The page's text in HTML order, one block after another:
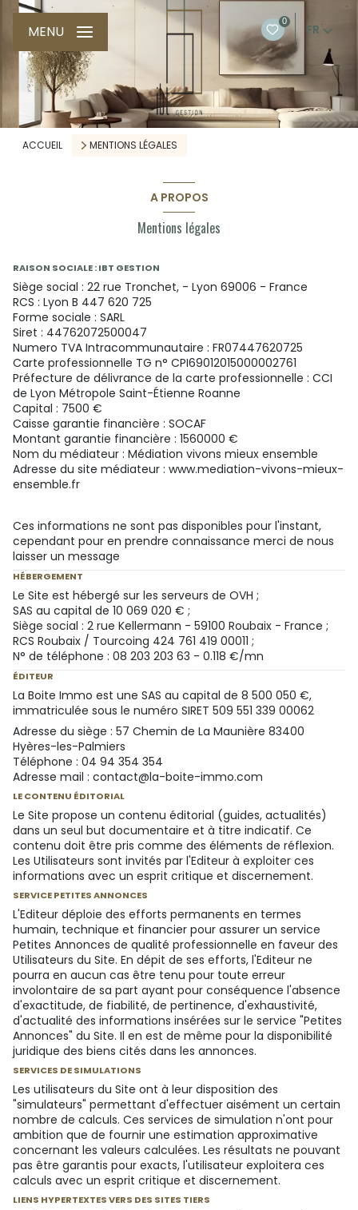
0
FR
MENU
ACCUEIL MENTIONS LÉGALES
A PROPOS
Mentions légales
RAISON SOCIALE : IBT GESTION
Siège social : 22 rue Tronchet, - Lyon 69006 - France
RCS : Lyon B 447 620 725
Forme sociale : SARL
Siret : 44762072500047
Numero TVA Intracommunautaire : FR07447620725
Carte professionnelle TG n° CPI69012015000002761
Préfecture de délivrance de la carte professionnelle : CCI
de Lyon Métropole Saint-Étienne Roanne
Capital : 7500 €
Caisse garantie financière : SOCAF
Montant garantie financière : 1560000 €
Nom du médiateur : Médiation vivons mieux ensemble
Adresse du site médiateur : www.mediation-vivons-mieux-
ensemble.fr
Ces informations ne sont pas disponibles pour l'instant,
cependant pour en prendre connaissance merci de nous
laisser un message
HÉBERGEMENT
Le Site est hébergé sur les serveurs de OVH ;
SAS au capital de 10 069 020 € ;
Siège social : 2 rue Kellermann - 59100 Roubaix - France ;
RCS Roubaix / Tourcoing 424 761 419 00011 ;
N° de téléphone : 08 203 203 63 - 0.118 €/mn
ÉDITEUR
La Boite Immo est une SAS au capital de 8 500 050 €,
immatriculée sous le numéro SIRET 509 551 339 00062
Adresse du siège : 57 Chemin de La Maunière 83400
Hyères-les-Palmiers
Téléphone : 04 94 354 354
Adresse mail : contact@la-boite-immo.com
LE CONTENU ÉDITORIAL
Le Site propose un contenu éditorial (guides, actualités)
dans un seul but documentaire et à titre indicatif. Ce
contenu doit être pris comme des éléments de réflexion.
Les Utilisateurs sont invités par l'Editeur à exploiter ces
informations avec un esprit critique et discernement.
SERVICE PETITES ANNONCES
L'Editeur déploie des efforts permanents en termes
humain, technique et financier pour assurer un service
Petites Annonces de qualité professionnelle en faveur des
Utilisateurs du Site. En dépit de ses efforts, l'Editeur ne
pourra en aucun cas être tenu pour toute erreur
involontaire de sa part ayant pour conséquence l'absence
d'exactitude, de fiabilité, de pertinence, d'exhaustivité,
d'actualité des informations insérées sur le service "Petites
Annonces" du Site. Il en est de même pour la disponibilité
juridique des biens cités dans les annonces.
SERVICES DE SIMULATIONS
Les utilisateurs du Site ont à leur disposition des
"simulateurs" permettant d'effectuer aisément un certain
nombre de calculs. Ces services de simulation n'ont pour
ambition que de fournir une estimation approximative
concernant les valeurs calculées. Les résultats ne pouvant
pas être garantis pour exacts, l'utilisateur exploitera ces
calculs avec un esprit critique et discernement.
LIENS HYPERTEXTES VERS DES SITES TIERS